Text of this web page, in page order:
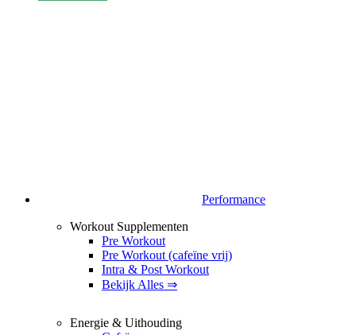
Performance
Workout Supplementen
Pre Workout
Pre Workout (cafeïne vrij)
Intra & Post Workout
Bekijk Alles ⇒
Energie & Uithouding